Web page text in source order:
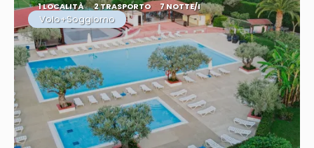
1 LOCALITÀ 2 TRASPORTO 7 NOTTE/I
Volo+Soggiorno